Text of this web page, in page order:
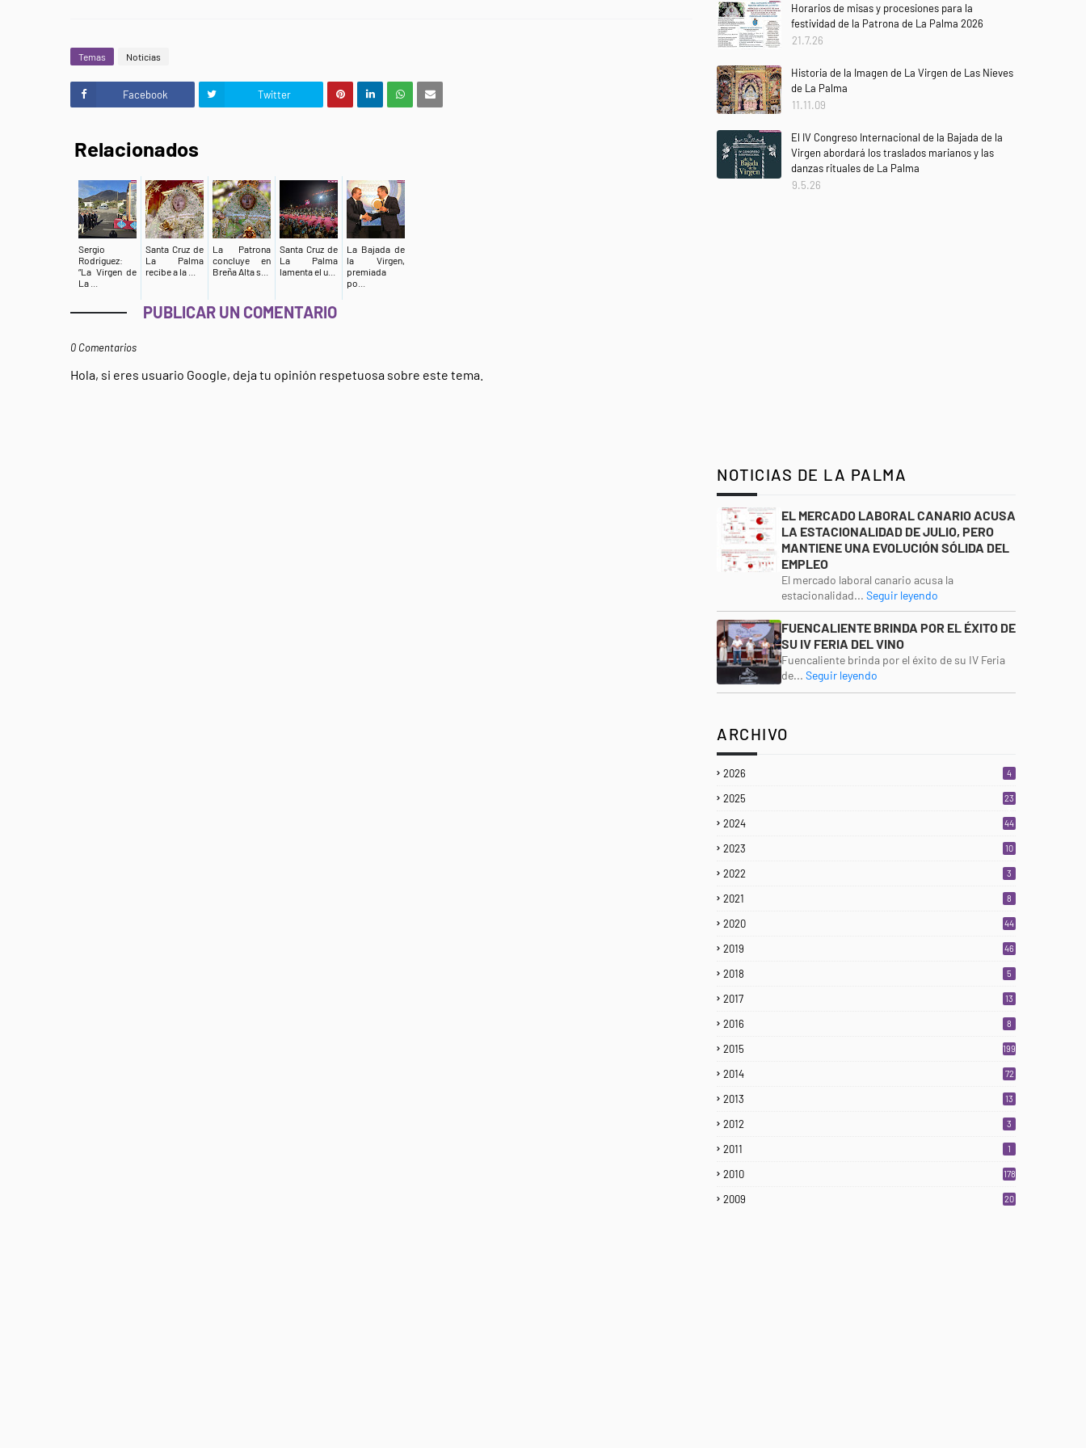
Temas Noticias
Facebook Twitter
Relacionados
Sergio
Rodríguez:
“La Virgen de
La ...
Santa Cruz de
La Palma
recibe a la ...
La Patrona
concluye en
Breña Alta s...
Santa Cruz de
La Palma
lamenta el u...
La Bajada de
la Virgen,
premiada
po...
PUBLICAR UN COMENTARIO
0 Comentarios
Hola, si eres usuario Google, deja tu opinión respetuosa sobre este tema.
Horarios de misas y procesiones para la
festividad de la Patrona de La Palma 2026
21.7.26
Historia de la Imagen de La Virgen de Las Nieves
de La Palma
11.11.09
El IV Congreso Internacional de la Bajada de la
Virgen abordará los traslados marianos y las
danzas rituales de La Palma
9.5.26
NOTICIAS DE LA PALMA
EL MERCADO LABORAL CANARIO ACUSA
LA ESTACIONALIDAD DE JULIO, PERO
MANTIENE UNA EVOLUCIÓN SÓLIDA DEL
EMPLEO
El mercado laboral canario acusa la
estacionalidad... Seguir leyendo
FUENCALIENTE BRINDA POR EL ÉXITO DE
SU IV FERIA DEL VINO
Fuencaliente brinda por el éxito de su IV Feria
de... Seguir leyendo
ARCHIVO
2026 4
2025
23
2024 44
2023 10
2022 3
2021 8
2020 44
2019 46
2018 5
2017 13
2016 8
2015 199
2014 72
2013 13
2012 3
2011 1
2010 178
2009 20